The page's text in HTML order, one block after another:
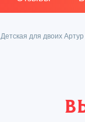
Детская для двоих